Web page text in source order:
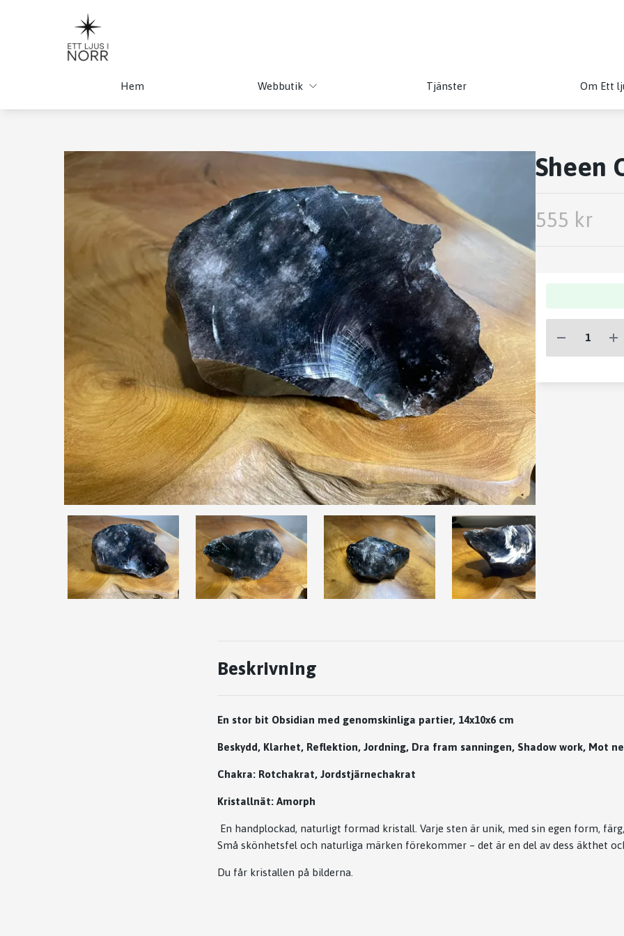
Hem Webbutik Tjänster Om Ett
Sheen
555 kr
Beskrivning
En stor bit Obsidian med genomskinliga partier, 14x10x6 cm
Beskydd, Klarhet, Reflektion, Jordning, Dra fram sanningen, Shadow work, Mot
Chakra: Rotchakrat, Jordstjärnechakrat
Kristallnät: Amorph
En handplockad, naturligt formad kristall. Varje sten är unik, med sin egen form,
Små skönhetsfel och naturliga märken förekommer – det är en del av dess äkthet
Du får kristallen på bilderna.